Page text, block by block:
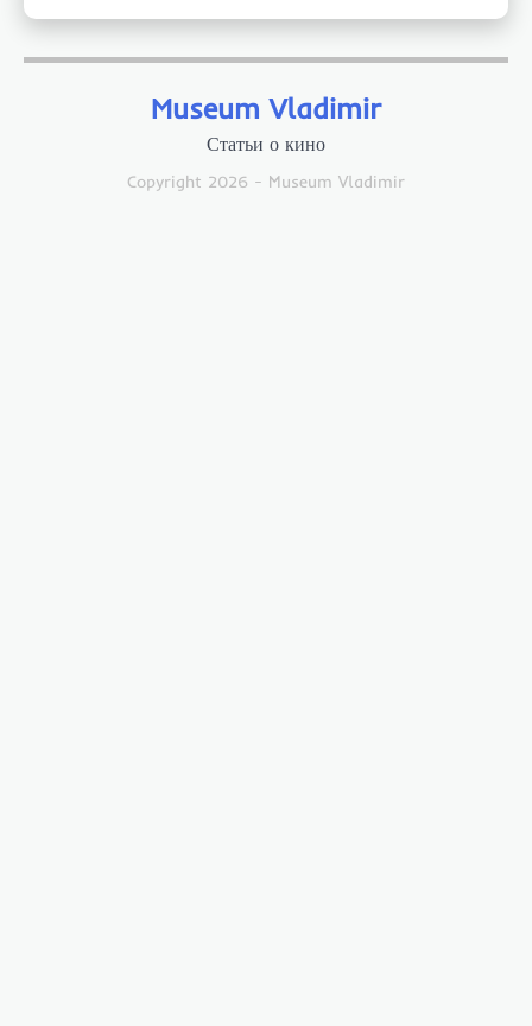
Museum Vladimir
Статьи о кино
Copyright 2026 - Museum Vladimir